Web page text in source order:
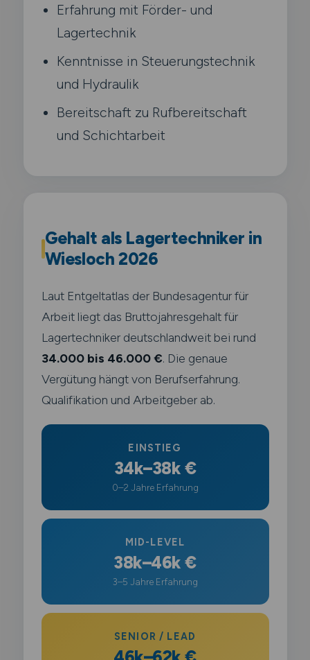
Erfahrung mit Förder- und
Lagertechnik
Kenntnisse in Steuerungstechnik
und Hydraulik
Bereitschaft zu Rufbereitschaft
und Schichtarbeit
Gehalt als Lagertechniker in
Wiesloch 2026
Laut Entgeltatlas der Bundesagentur für
Arbeit liegt das Bruttojahresgehalt für
Lagertechniker deutschlandweit bei rund
34.000 bis 46.000 €. Die genaue
Vergütung hängt von Berufserfahrung.
Qualifikation und Arbeitgeber ab.
EINSTIEG
34k–38k €
0–2 Jahre Erfahrung
MID-LEVEL
38k–46k €
3–5 Jahre Erfahrung
SENIOR / LEAD